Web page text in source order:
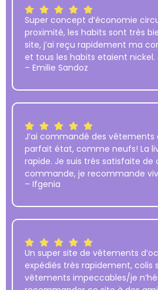
Super concept d’économie
proximité, les habits sont très
site, j’ai reçu rapidement ma
et tous les habits etaient
– Emilie Sandoz
J’ai commandé des
parfait état, comme neufs! La
rapide. Je suis très satisfaite
commande, je recommande
– Ifgenia
Un super site de vêtements
expédiés très rapidement, colis
vêtements impeccables/je